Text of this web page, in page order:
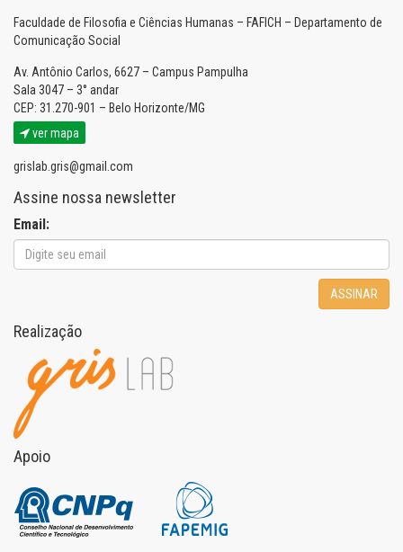
Faculdade de Filosofia e Ciências Humanas – FAFICH – Departamento de
Comunicação Social
Av. Antônio Carlos, 6627 – Campus Pampulha
Sala 3047 – 3° andar
CEP: 31.270-901 – Belo Horizonte/MG
ver mapa
grislab.gris@gmail.com
Assine nossa newsletter
Email:
ASSINAR
Realização
Apoio